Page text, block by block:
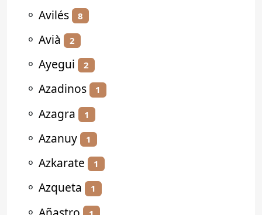
⚬ Avilés 8
⚬ Avià 2
⚬ Ayegui 2
⚬ Azadinos 1
⚬ Azagra 1
⚬ Azanuy 1
⚬ Azkarate 1
⚬ Azqueta 1